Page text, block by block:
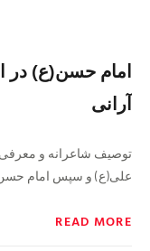
امام حسن(ع) در
آرانی
توصیف شاعرانه و
علی(ع) و سپس امام
READ MORE